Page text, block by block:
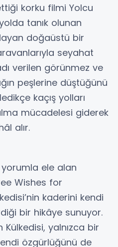
korku filmi Yolcu
tanık olunan
doğaüstü bir
seyahat
verilen görünmez ve
peşlerine düştüğünü
kaçış yolları
mücadelesi giderek
alır.
yorumla ele alan
Wishes for
kaderini kendi
bir hikâye sunuyor.
Külkedisi, yalnızca bir
özgürlüğünü de